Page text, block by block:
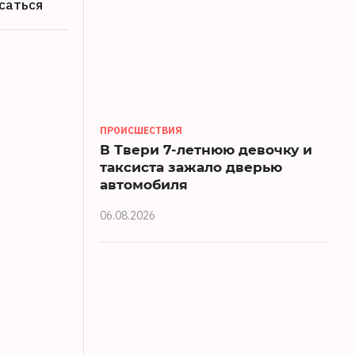
ПРОИСШЕСТВИЯ
В Твери 7-летнюю девочку и
таксиста зажало дверью
автомобиля
06.08.2026